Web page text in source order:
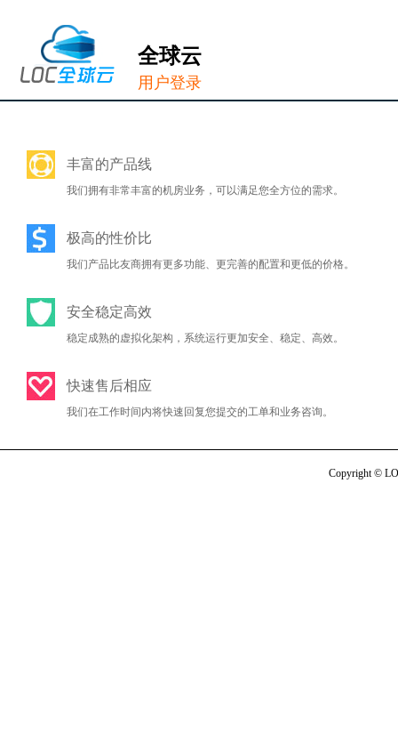
全球云
用户登录
丰富的产品线
我们拥有非常丰富的机房业务，可以满足您全方位的需求。
极高的性价比
我们产品比友商拥有更多功能、更完善的配置和更低的价格。
安全稳定高效
稳定成熟的虚拟化架构，系统运行更加安全、稳定、高效。
快速售后相应
我们在工作时间内将快速回复您提交的工单和业务咨询。
Copyright ©